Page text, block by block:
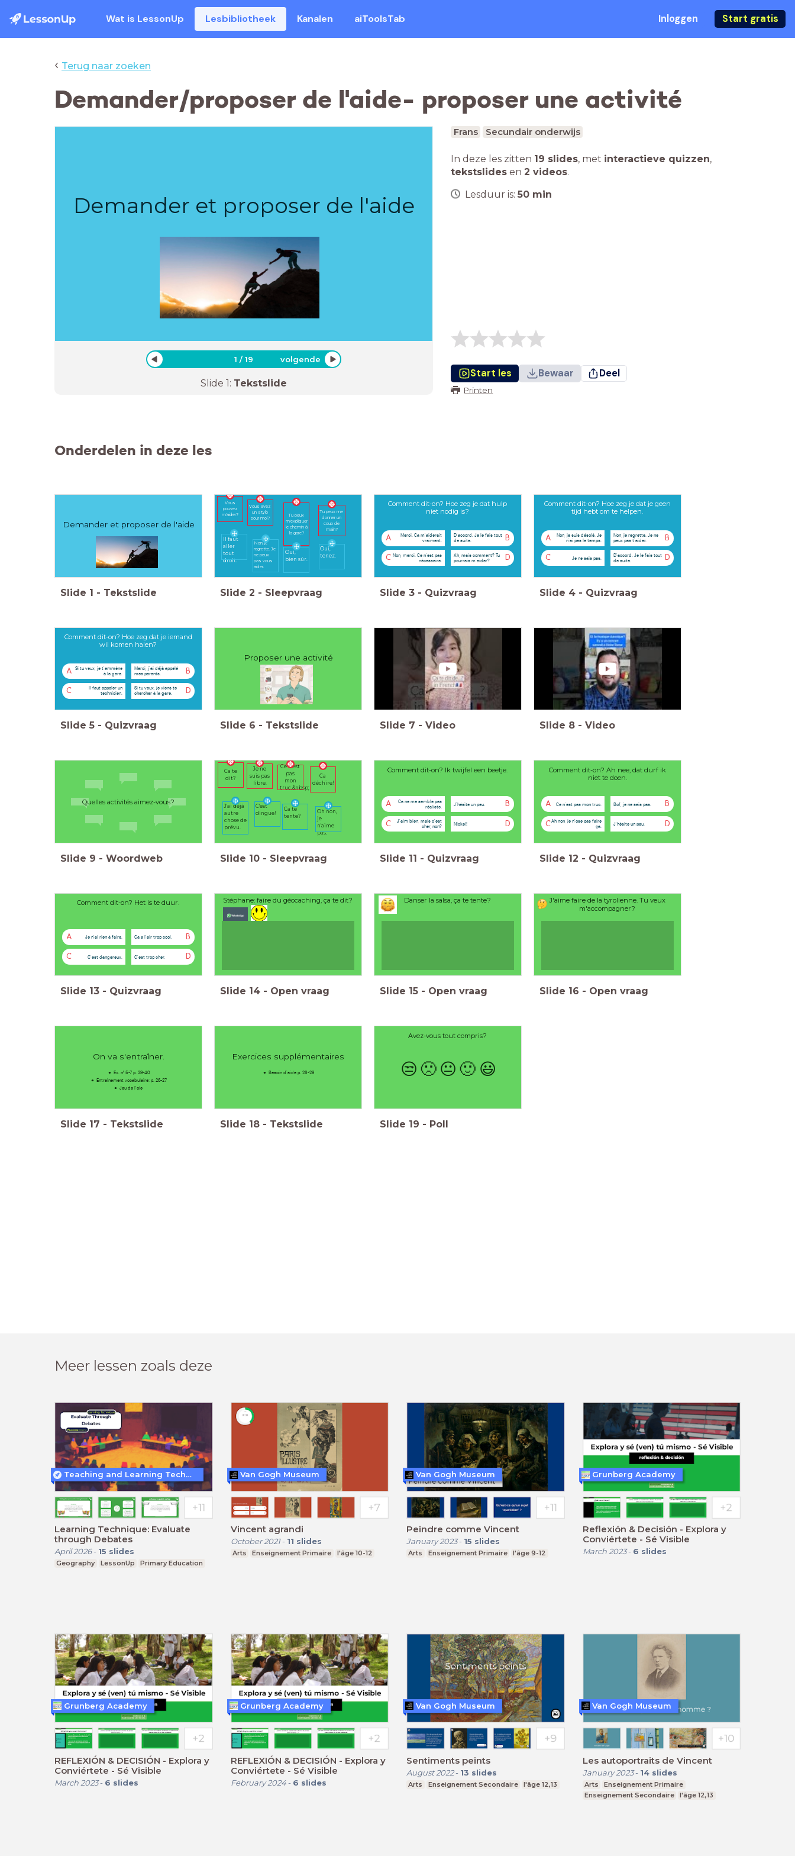
Wat is LessonUp Lesbibliotheek Kanalen aiToolsTab Inloggen Start gratis
‹ Terug naar zoeken
Demander/proposer de l'aide- proposer une activité
Demander et proposer de l'aide
1 /19 volgende
Slide 1: Tekstslide
Frans Secundair onderwijs
In deze les zitten 19 slides, met interactieve quizzen,
tekstslides en 2 videos.
Lesduur is: 50 min
Start les Bewaar Deel
Printen
Onderdelen in deze les
Demander et proposer de l'aide
Slide 1 - Tekstslide
Vous
pouvez
m'aider?
Vous avez
un stylo
pour moi?
Tu peux
m'expliquer
le chemin à
la gare?
Tu peux me
donner un
coup de
main?
Il faut
aller
tout
droit.
Non, je
regrette. Je
ne peux
pas vous
aider.
Oui,
bien sûr.
Oui,
tenez.
Slide 2 - Sleepvraag
Comment dit-on? Hoe zeg je dat hulp
niet nodig is?
A
Merci. Ca m'aiderait
vraiment.
B
D'accord. Je le fais tout
de suite.
C Non, merci. Ce n'est pas
nécessaire.
D
Ah, mais comment? Tu
pourrais m'aider?
Slide 3 - Quizvraag
Comment dit-on? Hoe zeg je dat je geen
tijd hebt om te helpen.
A
Non, je suis désolé. Je
n'ai pas le temps.
B
Non, je regrette. Je ne
peux pas t'aider.
C Je ne sais pas. D
D'accord. Je le fais tout
de suite.
Slide 4 - Quizvraag
Comment dit-on? Hoe zeg dat je iemand
wil komen halen?
A
Si tu veux, je t'emmène
à la gare.
B
Merci, j'ai déjà appelé
mes parents.
C
Il faut appeler un
technicien.
D
Si tu veux, je viens te
chercher à la gare.
Slide 5 - Quizvraag
Proposer une activité
Slide 6 - Tekstslide Slide 7 - Video Slide 8 - Video
Quelles activités aimez-vous?
Slide 9 - Woordweb
Ca te
dit?
Je ne
suis pas
libre.
Ce n'est
pas
mon
truc.&nbsp;
Ca
déchire!
J'ai déjà
autre
chose de
prévu.
C'est
dingue!
Ca te
tente?
Oh non,
je
n'aime
pas.
Slide 10 - Sleepvraag
Comment dit-on? Ik twijfel een beetje.
A
Ca ne me semble pas
réaliste.
B
J'hésite un peu.
C
J'aim bien, mais c'est
cher, non?
D
Nickel!
Slide 11 - Quizvraag
Comment dit-on? Ah nee, dat durf ik
niet te doen.
A Ce n'est pas mon truc. B
Bof, je ne sais pas.
CAh non, je n'ose pas faire
ça.
D
J'hésite un peu.
Slide 12 - Quizvraag
Comment dit-on? Het is te duur.
A Je n'ai rien à faire. B
Ca a l'air trop cool.
C C'est dangereux. D
C'est trop cher.
Slide 13 - Quizvraag
Stéphane: faire du géocaching, ça te dit?
Slide 14 - Open vraag
Danser la salsa, ça te tente?
Slide 15 - Open vraag
J'aime faire de la tyrolienne. Tu veux
m'accompagner?
Slide 16 - Open vraag
On va s'entraîner.
Ex. n° 5-7 p. 39-40
Entraînement vocabulaire: p. 26-27
Jeu de l'oie
Slide 17 - Tekstslide
Exercices supplémentaires
Besoin d'aide p. 28-29
Slide 18 - Tekstslide
Avez-vous tout compris?
😒 🙁 😐 🙂 😃
Slide 19 - Poll
Meer lessen zoals deze
Learning Technique: Evaluate
through Debates
April 2026- 15 slides
Geography LessonUp Primary Education
Teaching and Learning Techniques
Vincent agrandi
October 2021- 11 slides
Arts Enseignement Primaire l'âge 10-12
Van Gogh Museum
Peindre comme Vincent
January 2023- 15 slides
Arts Enseignement Primaire l'âge 9-12
Van Gogh Museum
Reflexión & Decisión - Explora y
Conviértete - Sé Visible
March 2023- 6 slides
Grunberg Academy
REFLEXIÓN & DECISIÓN - Explora y
Conviértete - Sé Visible
March 2023- 6 slides
Grunberg Academy
REFLEXIÓN & DECISIÓN - Explora y
Conviértete - Sé Visible
February 2024- 6 slides
Grunberg Academy
Sentiments peints
August 2022- 13 slides
Arts Enseignement Secondaire l'âge 12,13
Van Gogh Museum
Les autoportraits de Vincent
January 2023- 14 slides
Arts
Enseignement Primaire
Enseignement Secondaire
l'âge 12,13
Van Gogh Museum